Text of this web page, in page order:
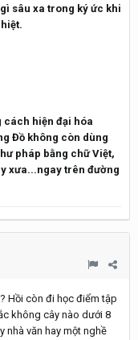
sâu xa trong ký ức khi
cách hiện đại hóa
Đồ không còn dùng
pháp bằng chữ Việt,
xưa...ngay trên đường
Hồi còn đi học điểm tập
không cây nào dưới 8
nhà văn hay một nghề